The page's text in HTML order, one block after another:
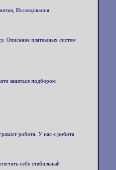
Исследования:
Описание платежных систем
заняться подбором
робота. У нас є робота
себе стабильный